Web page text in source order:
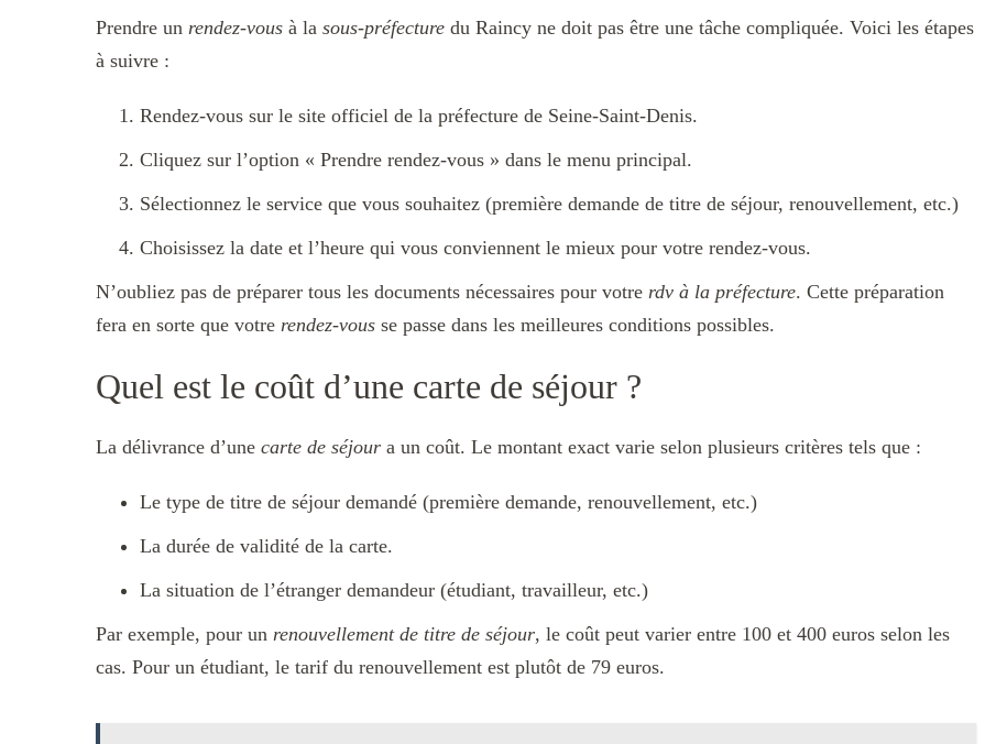
Prendre un rendez-vous à la sous-préfecture du Raincy ne doit pas être une tâche compliquée. Voici les étapes
à suivre :
Rendez-vous sur le site officiel de la préfecture de Seine-Saint-Denis.
Cliquez sur l’option « Prendre rendez-vous » dans le menu principal.
Sélectionnez le service que vous souhaitez (première demande de titre de séjour, renouvellement, etc.)
Choisissez la date et l’heure qui vous conviennent le mieux pour votre rendez-vous.
N’oubliez pas de préparer tous les documents nécessaires pour votre rdv à la préfecture. Cette préparation
fera en sorte que votre rendez-vous se passe dans les meilleures conditions possibles.
Quel est le coût d’une carte de séjour ?
La délivrance d’une carte de séjour a un coût. Le montant exact varie selon plusieurs critères tels que :
Le type de titre de séjour demandé (première demande, renouvellement, etc.)
La durée de validité de la carte.
La situation de l’étranger demandeur (étudiant, travailleur, etc.)
Par exemple, pour un renouvellement de titre de séjour, le coût peut varier entre 100 et 400 euros selon les
cas. Pour un étudiant, le tarif du renouvellement est plutôt de 79 euros.